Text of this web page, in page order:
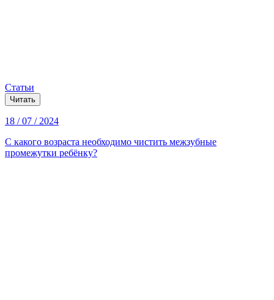
Статьи
Читать
18 / 07 / 2024
С какого возраста необходимо чистить межзубные
промежутки ребёнку?